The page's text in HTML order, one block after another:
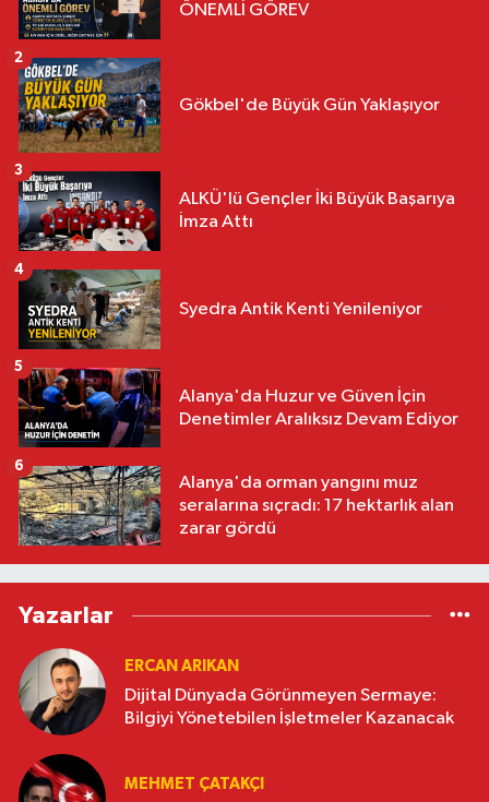
ÖNEMLİ GÖREV
Gökbel'de Büyük Gün Yaklaşıyor
2
ALKÜ'lü Gençler İki Büyük Başarıya
İmza Attı
3
Syedra Antik Kenti Yenileniyor
4
Alanya'da Huzur ve Güven İçin
Denetimler Aralıksız Devam Ediyor
5
Alanya'da orman yangını muz
seralarına sıçradı: 17 hektarlık alan
zarar gördü
6
Yazarlar
ERCAN ARIKAN
Dijital Dünyada Görünmeyen Sermaye:
Bilgiyi Yönetebilen İşletmeler Kazanacak
MEHMET ÇATAKÇI